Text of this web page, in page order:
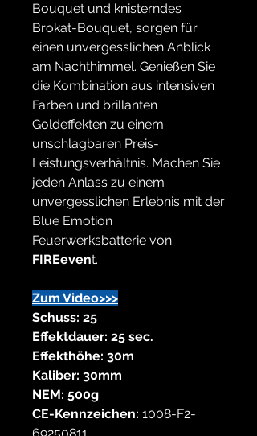
Bouquet und knisterndes
Brokat-Bouquet, sorgen für
einen unvergesslichen Anblick
am Nachthimmel. Genießen Sie
die Kombination aus intensiven
Farben und brillanten
Goldeffekten zu einem
unschlagbaren Preis-
Leistungsverhältnis. Machen Sie
jeden Anlass zu einem
unvergesslichen Erlebnis mit der
Blue Emotion
Feuerwerksbatterie von
FIREevent.
Zum Video>>>
Schuss: 25
Effektdauer: 25 sec.
Effekthöhe: 30m
Kaliber: 30mm
NEM: 500g
CE-Kennzeichen: 1008-F2-